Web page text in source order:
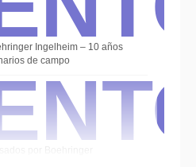
Ingelheim – 10 años
de campo